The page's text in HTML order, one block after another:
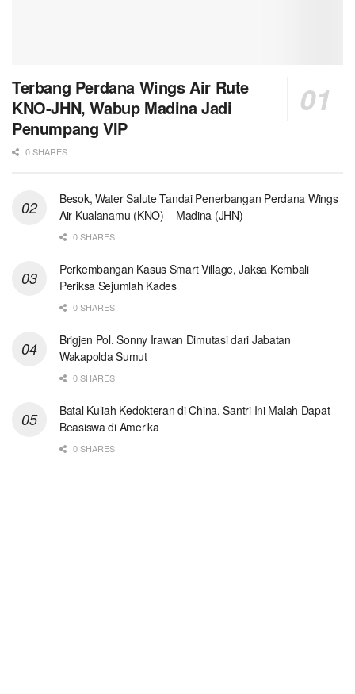
Terbang Perdana Wings Air Rute
KNO-JHN, Wabup Madina Jadi
Penumpang VIP
0 SHARES
Besok, Water Salute Tandai Penerbangan Perdana Wings
Air Kualanamu (KNO) – Madina (JHN)
0 SHARES
Perkembangan Kasus Smart Village, Jaksa Kembali
Periksa Sejumlah Kades
0 SHARES
Brigjen Pol. Sonny Irawan Dimutasi dari Jabatan
Wakapolda Sumut
0 SHARES
Batal Kuliah Kedokteran di China, Santri Ini Malah Dapat
Beasiswa di Amerika
0 SHARES